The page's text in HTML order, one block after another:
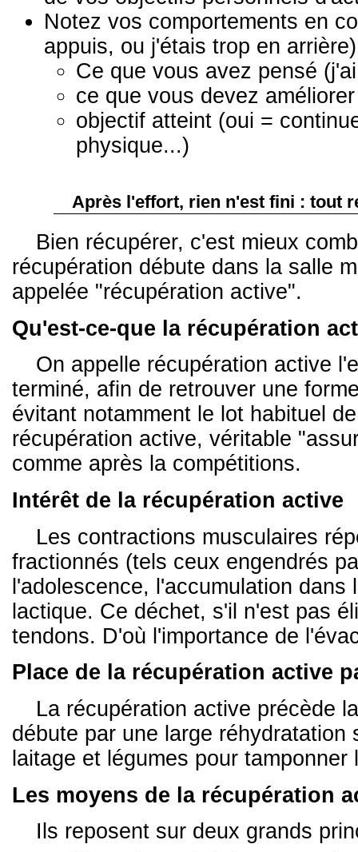
Notez vos comportements en
appuis, ou j'étais trop en arrière)
Ce que vous avez pensé
ce que vous devez
objectif atteint (oui =
physique...)
Après l'effort, rien n'est fini : tout
Bien récupérer, c'est mieux
récupération débute dans la salle
appelée "récupération active".
Qu'est-ce-que la récupération
On appelle récupération active
terminé, afin de retrouver une
évitant notamment le lot habituel
récupération active, véritable
comme après la compétitions.
Intérêt de la récupération active
Les contractions musculaires
fractionnés (tels ceux engendrés
l'adolescence, l'accumulation
lactique. Ce déchet, s'il n'est pas
tendons. D'où l'importance de
Place de la récupération active
La récupération active précède
débute par une large réhydratation
laitage et légumes pour
Les moyens de la récupération
Ils reposent sur deux grands